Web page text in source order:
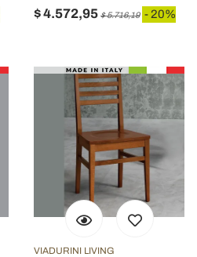
$ 4.572,95 $ 5.716,19 - 20%
VIADURINI LIVING